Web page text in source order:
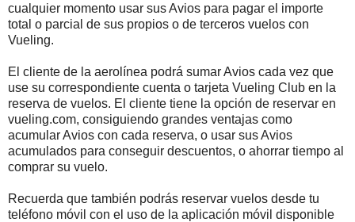
cualquier momento usar sus Avios para pagar el importe
total o parcial de sus propios o de terceros vuelos con
Vueling.
El cliente de la aerolínea podrá sumar Avios cada vez que
use su correspondiente cuenta o tarjeta Vueling Club en la
reserva de vuelos. El cliente tiene la opción de reservar en
vueling.com, consiguiendo grandes ventajas como
acumular Avios con cada reserva, o usar sus Avios
acumulados para conseguir descuentos, o ahorrar tiempo al
comprar su vuelo.
Recuerda que también podrás reservar vuelos desde tu
teléfono móvil con el uso de la aplicación móvil disponible